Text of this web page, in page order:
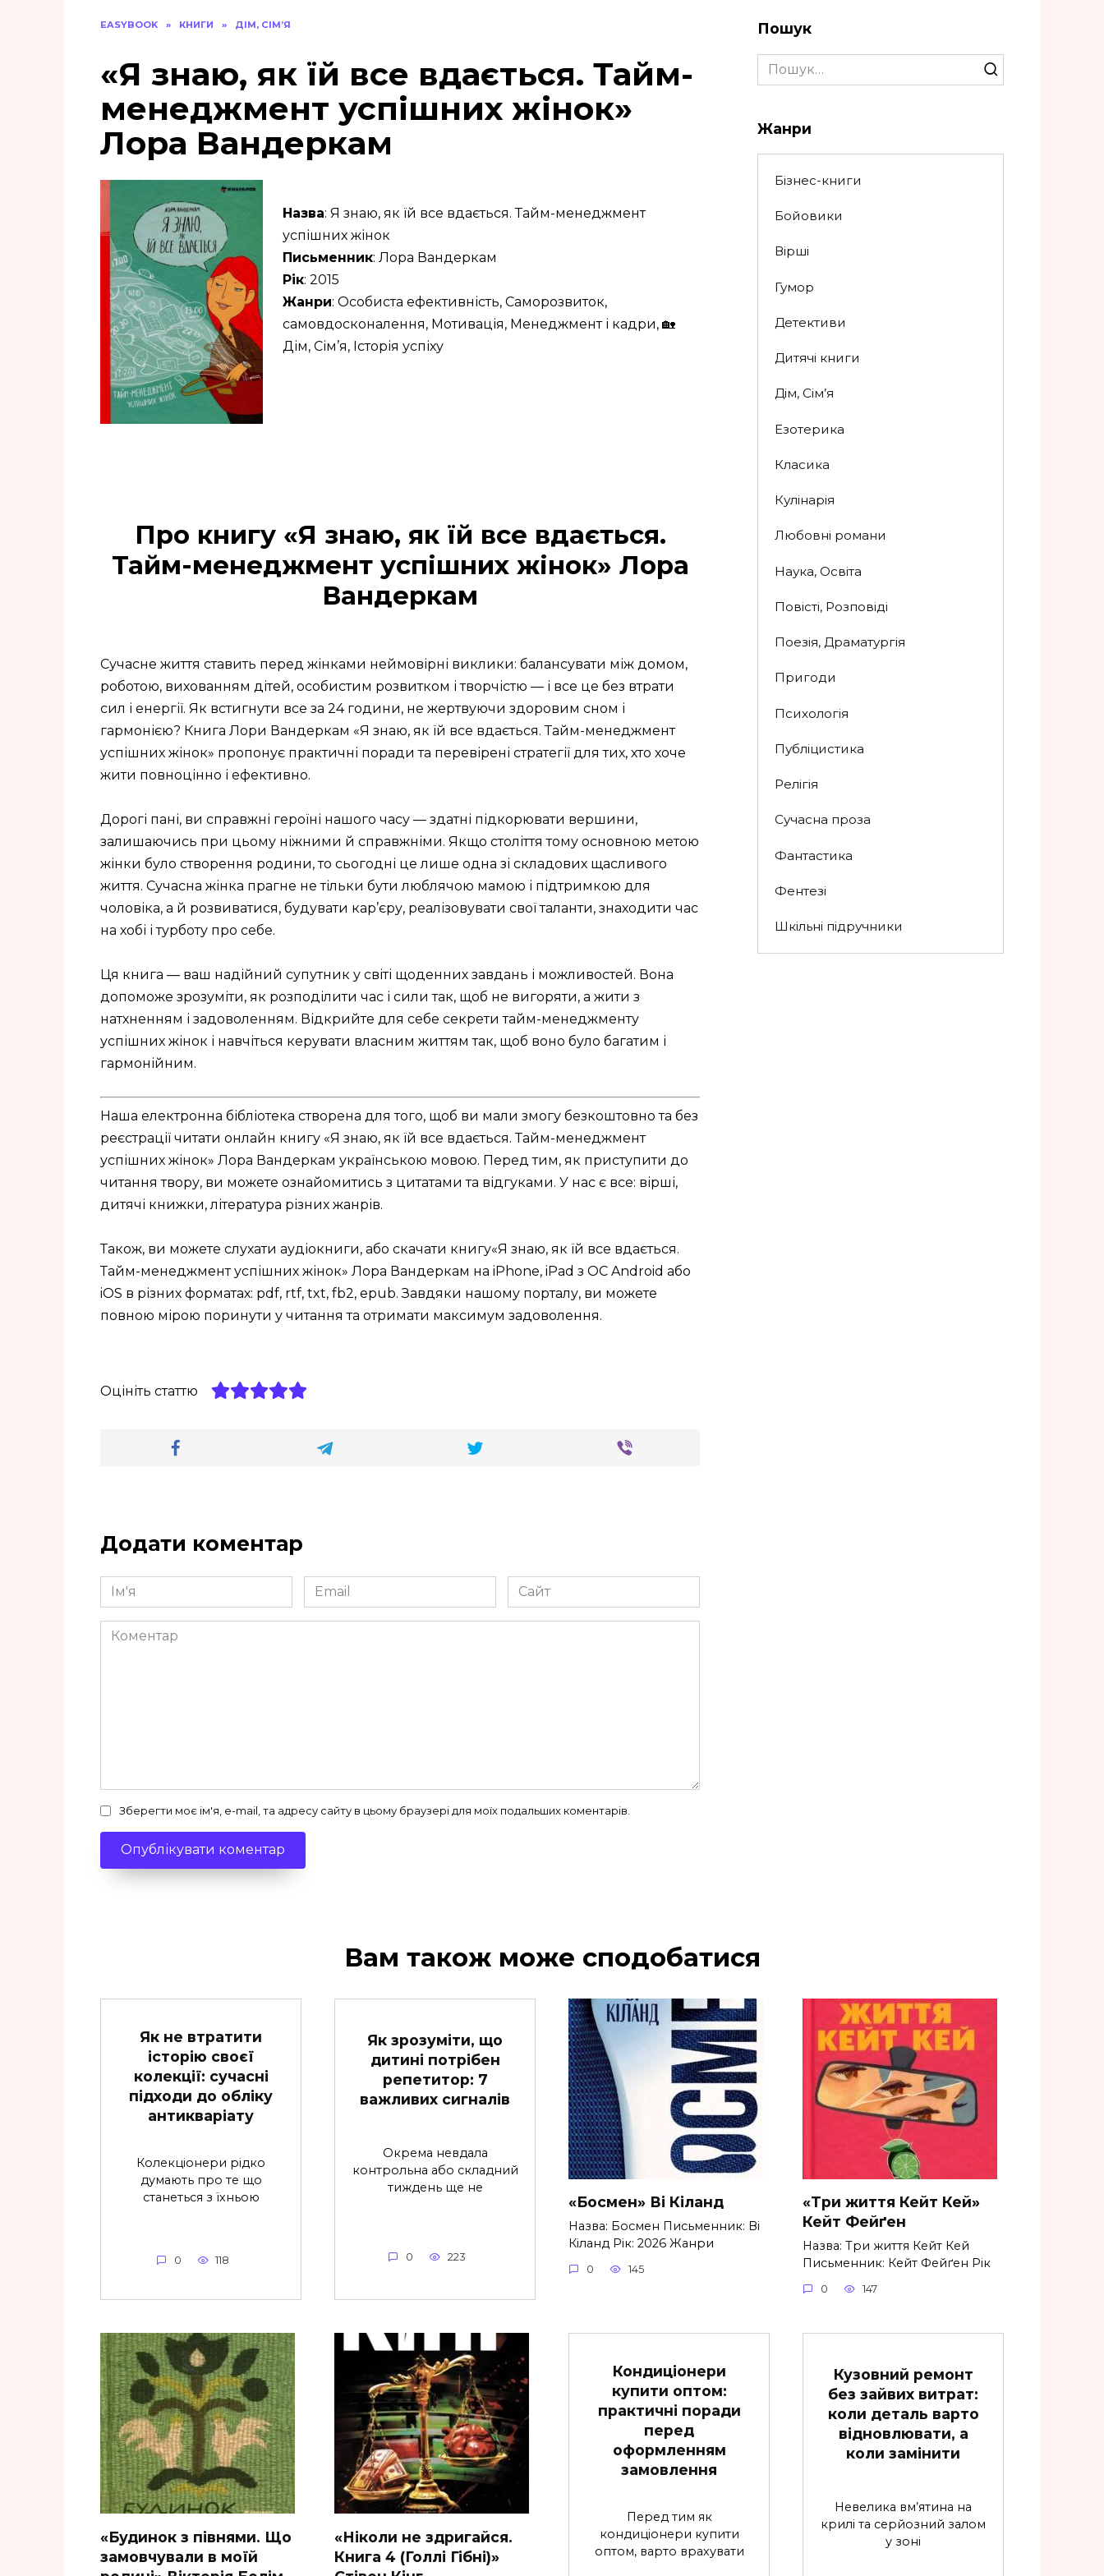
EASYBOOK » КНИГИ » ДІМ, СІМ’Я
«Я знаю, як їй все вдається. Тайм-
менеджмент успішних жінок»
Лора Вандеркам
Назва: Я знаю, як їй все вдається. Тайм-менеджмент
успішних жінок
Письменник: Лора Вандеркам
Рік: 2015
Жанри: Особиста ефективність, Саморозвиток,
самовдосконалення, Мотивація, Менеджмент і кадри, 🏡
Дім, Сім’я, Історія успіху
Про книгу «Я знаю, як їй все вдається.
Тайм-менеджмент успішних жінок» Лора
Вандеркам
Сучасне життя ставить перед жінками неймовірні виклики: балансувати між домом,
роботою, вихованням дітей, особистим розвитком і творчістю — і все це без втрати
сил і енергії. Як встигнути все за 24 години, не жертвуючи здоровим сном і
гармонією? Книга Лори Вандеркам «Я знаю, як їй все вдається. Тайм-менеджмент
успішних жінок» пропонує практичні поради та перевірені стратегії для тих, хто хоче
жити повноцінно і ефективно.
Дорогі пані, ви справжні героїні нашого часу — здатні підкорювати вершини,
залишаючись при цьому ніжними й справжніми. Якщо століття тому основною метою
жінки було створення родини, то сьогодні це лише одна зі складових щасливого
життя. Сучасна жінка прагне не тільки бути люблячою мамою і підтримкою для
чоловіка, а й розвиватися, будувати кар’єру, реалізовувати свої таланти, знаходити час
на хобі і турботу про себе.
Ця книга — ваш надійний супутник у світі щоденних завдань і можливостей. Вона
допоможе зрозуміти, як розподілити час і сили так, щоб не вигоряти, а жити з
натхненням і задоволенням. Відкрийте для себе секрети тайм-менеджменту
успішних жінок і навчіться керувати власним життям так, щоб воно було багатим і
гармонійним.
Наша електронна бібліотека створена для того, щоб ви мали змогу безкоштовно та без
реєстрації читати онлайн книгу «Я знаю, як їй все вдається. Тайм-менеджмент
успішних жінок» Лора Вандеркам українською мовою. Перед тим, як приступити до
читання твору, ви можете ознайомитись з цитатами та відгуками. У нас є все: вірші,
дитячі книжки, література різних жанрів.
Також, ви можете слухати аудіокниги, або скачати книгу«Я знаю, як їй все вдається.
Тайм-менеджмент успішних жінок» Лора Вандеркам на iPhone, iPad з ОС Android або
iOS в різних форматах: pdf, rtf, txt, fb2, epub. Завдяки нашому порталу, ви можете
повною мірою поринути у читання та отримати максимум задоволення.
Оцініть статтю
Додати коментар
Ім'я
*
Email
*
Сайт
Коментар
Зберегти моє ім'я, e-mail, та адресу сайту в цьому браузері для моїх подальших коментарів.
Пошук
Search
for:
Жанри
Бізнес-книги
Бойовики
Вірші
Гумор
Детективи
Дитячі книги
Дім, Сім’я
Езотерика
Класика
Кулінарія
Любовні романи
Наука, Освіта
Повісті, Розповіді
Поезія, Драматургія
Пригоди
Психологія
Публіцистика
Релігія
Сучасна проза
Фантастика
Фентезі
Шкільні підручники
Вам також може сподобатися
Як не втратити
історію своєї
колекції: сучасні
підходи до обліку
антикваріату
Колекціонери рідко
думають про те що
станеться з їхньою
0 118
Як зрозуміти, що
дитині потрібен
репетитор: 7
важливих сигналів
Окрема невдала
контрольна або складний
тиждень ще не
0 223
«Босмен» Ві Кіланд
Назва: Босмен Письменник: Ві
Кіланд Рік: 2026 Жанри
0 145
«Три життя Кейт Кей»
Кейт Фейґен
Назва: Три життя Кейт Кей
Письменник: Кейт Фейґен Рік
0 147
«Будинок з півнями. Що
замовчували в моїй
«Ніколи не здригайся.
Книга 4 (Голлі Гібні)»
Кондиціонери
купити оптом:
практичні поради
перед
оформленням
замовлення
Перед тим як
кондиціонери купити
оптом, варто врахувати
Кузовний ремонт
без зайвих витрат:
коли деталь варто
відновлювати, а
коли замінити
Невелика вм’ятина на
крилі та серйозний залом
у зоні